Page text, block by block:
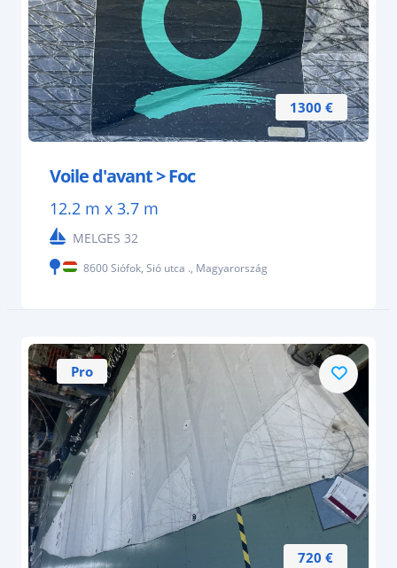
1300 €
Voile d'avant > Foc
12.2 m x 3.7 m
MELGES 32
8600 Siófok, Sió utca ., Magyarország
720 €
Pro